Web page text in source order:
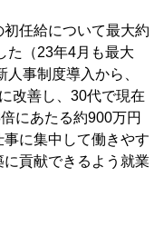
任給について最大約
た（23年4月も最大
事制度導入から、
改善し、30代で現在
にあたる約900万円
に集中して働きやす
貢献できるよう就業